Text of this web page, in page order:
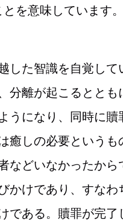
を意味しています
した智識を自覚して
分離が起こるととも
うになり、同時に贖
癒しの必要というも
などいなかったから
かけであり、すなわ
である。贖罪が完了